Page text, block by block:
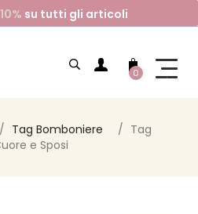
su tutti gli articoli
0
Tag Bomboniere
Tag
e Sposi